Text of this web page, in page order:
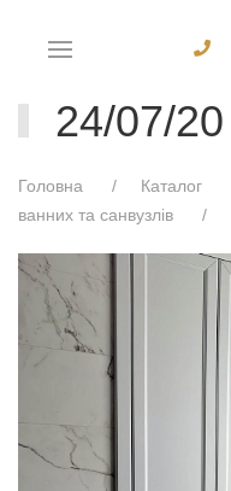
24/07/20
Головна Каталог
ванних та санвузлів